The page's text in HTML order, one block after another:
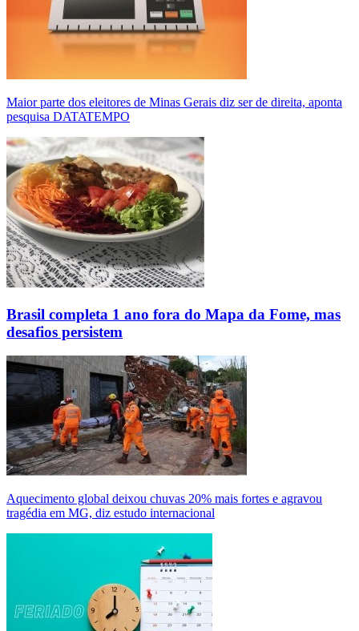
Maior parte dos eleitores de Minas Gerais diz ser de direita, aponta
pesquisa DATATEMPO
Brasil completa 1 ano fora do Mapa da Fome, mas
desafios persistem
Aquecimento global deixou chuvas 20% mais fortes e agravou
tragédia em MG, diz estudo internacional